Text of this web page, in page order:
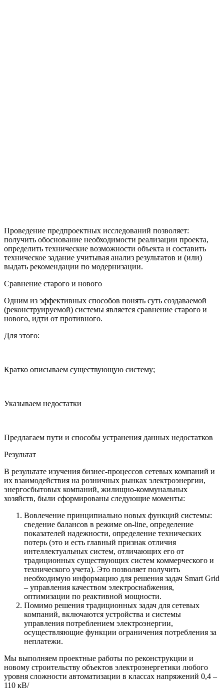
Проведение предпроектных исследований позволяет:
получить обоснование необходимости реализации проекта,
определить технические возможности объекта и составить
техническое задание учитывая анализ результатов и (или)
выдать рекомендации по модернизации.
Сравнение старого и нового
Одним из эффективных способов понять суть создаваемой
(реконструируемой) системы является сравнение старого и
нового, идти от противного.
Для этого:
Кратко описываем существующую систему;
Указываем недостатки
Предлагаем пути и способы устранения данных недостатков
Результат
В результате изучения бизнес-процессов сетевых компаний и
их взаимодействия на розничных рынках электроэнергии,
энергосбытовых компаний, жилищно-коммунальных
хозяйств, были сформированы следующие моменты:
Вовлечение принципиально новых функций системы:
сведение балансов в режиме on-line, определение
показателей надежности, определение технических
потерь (это и есть главный признак отличия
интеллектуальных систем, отличающих его от
традиционных существующих систем коммерческого и
технического учета). Это позволяет получить
необходимую информацию для решения задач Smart Grid
– управления качеством электроснабжения,
оптимизации по реактивной мощности.
Помимо решения традиционных задач для сетевых
компаний, включаются устройства и системы
управления потреблением электроэнергии,
осуществляющие функции ограничения потребления за
неплатежи.
Мы выполняем проектные работы по реконструкции и
новому строительству объектов электроэнергетики любого
уровня сложности автоматизации в классах напряжений 0,4 –
110 кВ/